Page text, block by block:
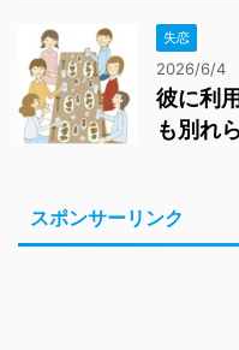
失恋
2026/6/4
彼に利
も別れ
スポンサーリンク